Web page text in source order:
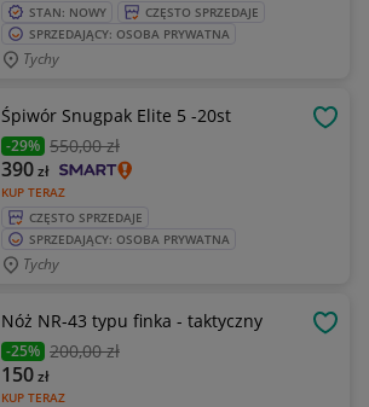
STAN: NOWY
CZĘSTO SPRZEDAJE
SPRZEDAJĄCY: OSOBA PRYWATNA
Tychy
Śpiwór Snugpak Elite 5 -20st
-29% 550,00 zł
KUP TERAZ
390zł
CZĘSTO SPRZEDAJE
SPRZEDAJĄCY: OSOBA PRYWATNA
Tychy
Nóż NR-43 typu finka - taktyczny
-25% 200,00 zł
KUP TERAZ
150zł